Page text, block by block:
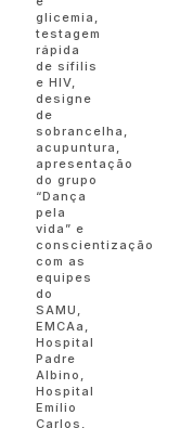
glicemia,
testagem
rápida
de sífilis
e HIV,
designe
de
sobrancelha,
acupuntura,
apresentação
do grupo
“Dança
pela
vida” e
conscientização
com as
equipes
do
SAMU,
EMCAa,
Hospital
Padre
Albino,
Hospital
Emílio
Carlos,